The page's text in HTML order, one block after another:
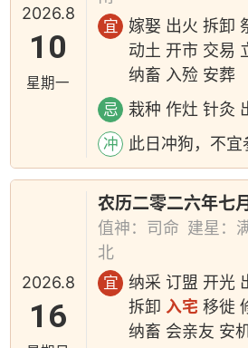
2026.8
10
星期一
宜
嫁娶 出火 拆卸
动土 开市 交易
纳畜 入殓 安葬
忌 栽种 作灶 针灸
冲 此日冲狗，不
2026.8
16
农历二零二六年七
值神：司命 建星：
北
宜
纳采 订盟 开光
拆卸入宅 移徙
纳畜 会亲友 安